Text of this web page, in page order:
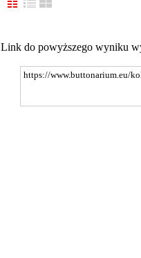
Link do powyższego wyniku